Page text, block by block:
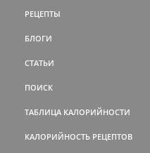
РЕЦЕПТЫ
БЛОГИ
СТАТЬИ
ПОИСК
ТАБЛИЦА КАЛОРИЙНОСТИ
КАЛОРИЙНОСТЬ РЕЦЕПТОВ